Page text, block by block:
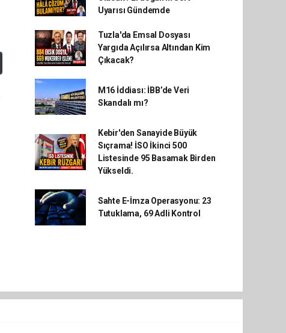
Uyarısı Gündemde
Tuzla'da Emsal Dosyası
Yargıda Açılırsa Altından Kim
Çıkacak?
M16 İddiası: İBB’de Veri
Skandalı mı?
Kebir'den Sanayide Büyük
Sıçrama! İSO İkinci 500
Listesinde 95 Basamak Birden
Yükseldi.
Sahte E-İmza Operasyonu: 23
Tutuklama, 69 Adli Kontrol